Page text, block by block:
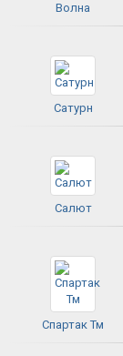
Волна
Сатурн
Салют
Спартак Тм